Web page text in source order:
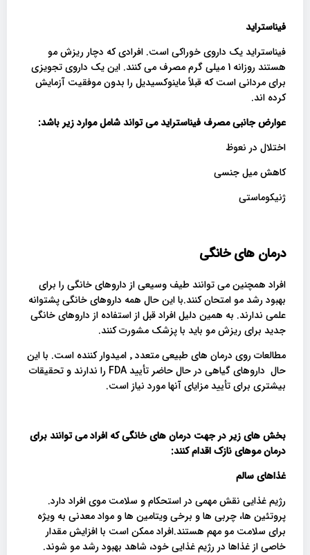
فیناستراید
فیناستراید یک داروی خوراکی است. افرادی که دچار ریزش مو
هستند روزانه 1 میلی گرم مصرف می کنند. این یک داروی تجویزی
برای مردانی است که قبلاً ماینوکسیدیل را بدون موفقیت آزمایش
کرده اند.
عوارض جانبی مصرف فیناستراید می تواند شامل موارد زیر باشد:
اختلال در نعوظ
کاهش میل جنسی
ژنیکوماستی
درمان های خانگی
افراد همچنین می توانند طیف وسیعی از داروهای خانگی را برای
بهبود رشد مو امتحان کنند.با این حال همه داروهای خانگی پشتوانه
علمی ندارند. به همین دلیل افراد قبل از استفاده از داروهای خانگی
جدید برای ریزش مو باید با پزشک مشورت کنند.
مطالعات روی درمان های طبیعی متعدد ٬ امیدوار کننده است. با این
حال داروهای گیاهی در حال حاضر تأیید FDA را ندارند و تحقیقات
بیشتری برای تأیید مزایای آنها مورد نیاز است.
بخش های زیر در جهت درمان های خانگی که افراد می توانند برای
درمان موهای نازک اقدام کنند:
غذاهای سالم
رژیم غذایی نقش مهمی در استحکام و سلامت موی افراد دارد.
پروتئین ها، چربی ها و برخی ویتامین ها و مواد معدنی به ویژه
برای سلامت مو مهم هستند.افراد ممکن است با افزایش مقدار
خاصی از غذاها در رژیم غذایی خود، شاهد بهبود رشد مو شوند.